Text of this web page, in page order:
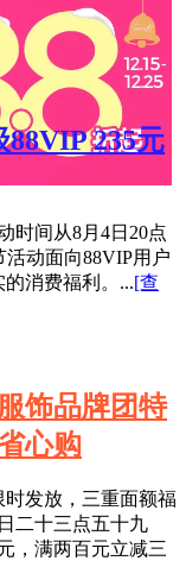
235元
时间从8月4日20点
动面向88VIP用户
消费福利。...[查
饰品牌团特
心购
时发放，三重面额福
二十三点五十九
，满两百元立减三